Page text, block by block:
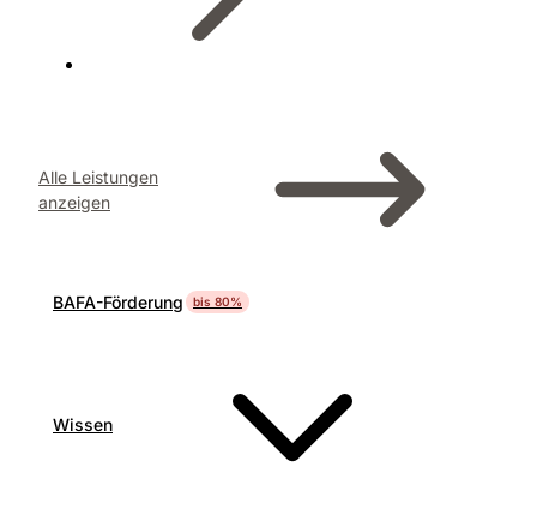
Alle Leistungen
anzeigen
BAFA-Förderung bis 80%
Wissen